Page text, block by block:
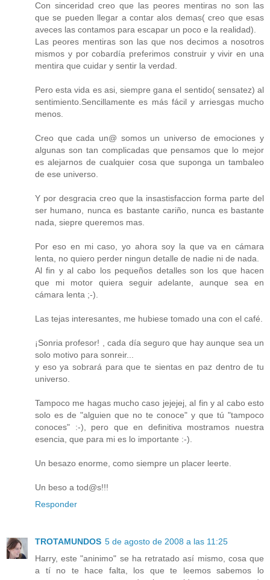
Con sinceridad creo que las peores mentiras no son las
que se pueden llegar a contar alos demas( creo que esas
aveces las contamos para escapar un poco e la realidad).
Las peores mentiras son las que nos decimos a nosotros
mismos y por cobardía preferimos construir y vivir en una
mentira que cuidar y sentir la verdad.
Pero esta vida es asi, siempre gana el sentido( sensatez) al
sentimiento.Sencillamente es más fácil y arriesgas mucho
menos.
Creo que cada un@ somos un universo de emociones y
algunas son tan complicadas que pensamos que lo mejor
es alejarnos de cualquier cosa que suponga un tambaleo
de ese universo.
Y por desgracia creo que la insastisfaccion forma parte del
ser humano, nunca es bastante cariño, nunca es bastante
nada, siepre queremos mas.
Por eso en mi caso, yo ahora soy la que va en cámara
lenta, no quiero perder ningun detalle de nadie ni de nada.
Al fin y al cabo los pequeños detalles son los que hacen
que mi motor quiera seguir adelante, aunque sea en
cámara lenta ;-).
Las tejas interesantes, me hubiese tomado una con el café.
¡Sonria profesor! , cada día seguro que hay aunque sea un
solo motivo para sonreir...
y eso ya sobrará para que te sientas en paz dentro de tu
universo.
Tampoco me hagas mucho caso jejejej, al fin y al cabo esto
solo es de "alguien que no te conoce" y que tú "tampoco
conoces" :-), pero que en definitiva mostramos nuestra
esencia, que para mi es lo importante :-).
Un besazo enorme, como siempre un placer leerte.
Un beso a tod@s!!!
Responder
TROTAMUNDOS 5 de agosto de 2008 a las 11:25
Harry, este "aninimo" se ha retratado así mismo, cosa que
a tí no te hace falta, los que te leemos sabemos lo